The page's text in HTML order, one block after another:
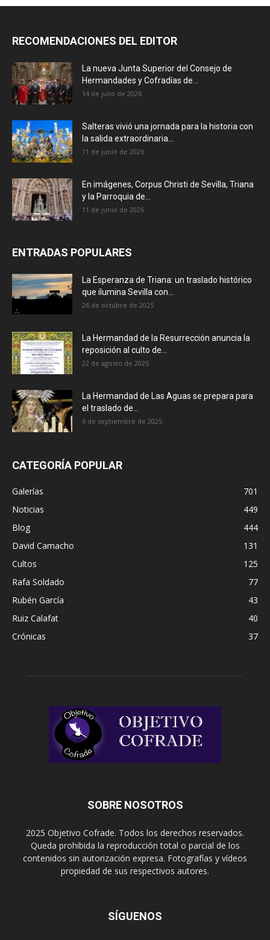
RECOMENDACIONES DEL EDITOR
La nueva Junta Superior del Consejo de
Hermandades y Cofradías de...
14 de julio de 2026
Salteras vivió una jornada para la historia con
la salida extraordinaria...
11 de junio de 2026
En imágenes, Corpus Christi de Sevilla, Triana
y la Parroquia de...
11 de junio de 2026
ENTRADAS POPULARES
La Esperanza de Triana: un traslado histórico
que ilumina Sevilla con...
26 de octubre de 2025
La Hermandad de la Resurrección anuncia la
reposición al culto de...
22 de agosto de 2025
La Hermandad de Las Aguas se prepara para
el traslado de...
6 de septiembre de 2025
CATEGORÍA POPULAR
Galerías
701
Noticias
449
Blog
444
David Camacho
131
Cultos
125
Rafa Soldado
77
Rubén García
43
Ruiz Calafat
40
Crónicas
37
SOBRE NOSOTROS
2025 Objetivo Cofrade. Todos los derechos reservados.
Queda prohibida la reproducción total o parcial de los
contenidos sin autorización expresa. Fotografías y vídeos
propiedad de sus respectivos autores.
SÍGUENOS